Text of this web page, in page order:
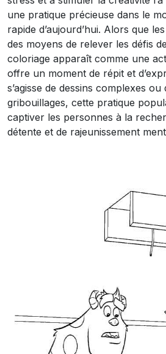
une pratique précieuse dans le
rapide d’aujourd’hui. Alors que
des moyens de relever les défis
coloriage apparaît comme une
offre un moment de répit et
s’agisse de dessins complexes ou
gribouillages, cette pratique
captiver les personnes à la
détente et de rajeunissement